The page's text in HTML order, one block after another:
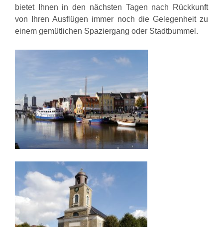
bietet Ihnen in den nächsten Tagen nach Rückkunft
von Ihren Ausflügen immer noch die Gelegenheit zu
einem gemütlichen Spaziergang oder Stadtbummel.